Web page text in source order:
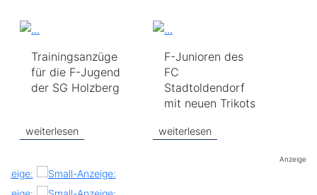
Trainingsanzüge
für die F-Jugend
der SG Holzberg
weiterlesen
F-Junioren des
FC
Stadtoldendorf
mit neuen Trikots
weiterlesen
Anzeige